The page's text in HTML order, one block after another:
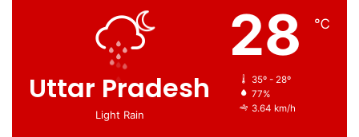
Uttar Pradesh
Light Rain
28 ℃
35º - 28º
77%
3.64 km/h